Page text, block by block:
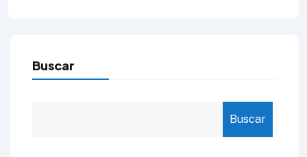
Buscar
Buscar